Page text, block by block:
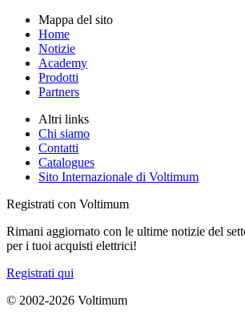
Mappa del sito
Home
Notizie
Academy
Prodotti
Partners
Altri links
Chi siamo
Contatti
Catalogues
Sito Internazionale di Voltimum
Registrati con Voltimum
Rimani aggiornato con le ultime notizie del
per i tuoi acquisti elettrici!
Registrati qui
© 2002-2026 Voltimum